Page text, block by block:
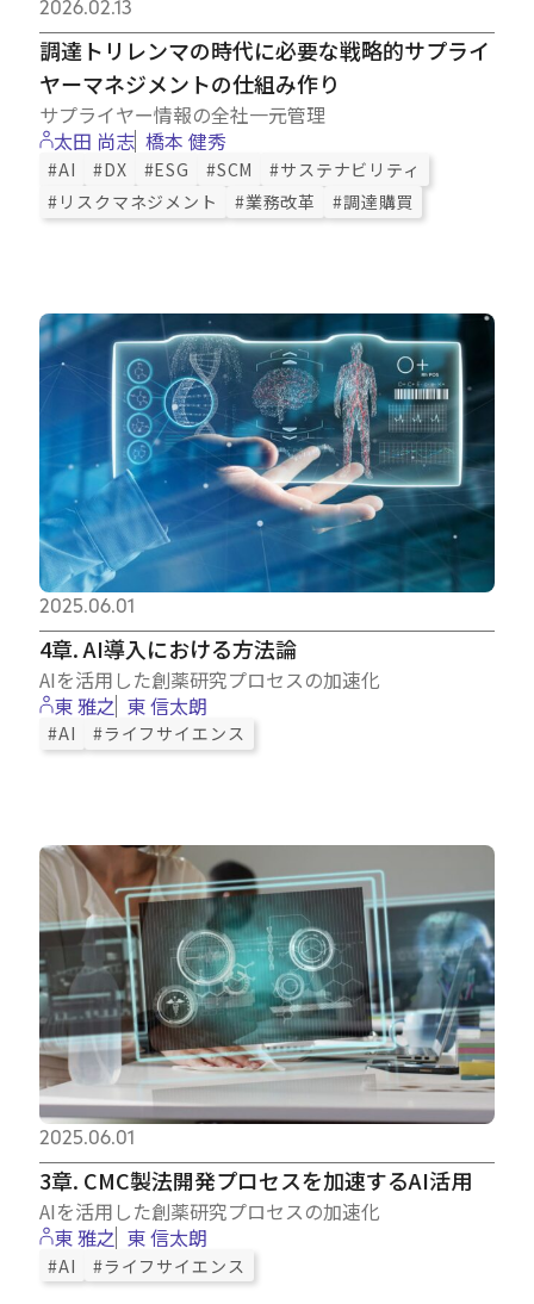
調達トリレンマの時代に必要な戦略的サプライ
ヤーマネジメントの仕組み作り
サプライヤー情報の全社一元管理
2026.02.13
太田 尚志 橋本 健秀
#AI #DX #ESG #SCM
#サステナビリティ
#リスクマネジメント
#業務改革 #調達購買
4章. AI導入における方法論
AIを活用した創薬研究プロセスの加速化
2025.06.01
東 雅之 東 信太朗
#AI #ライフサイエンス
3章. CMC製法開発プロセスを加速するAI活用
AIを活用した創薬研究プロセスの加速化
2025.06.01
東 雅之 東 信太朗
#AI #ライフサイエンス